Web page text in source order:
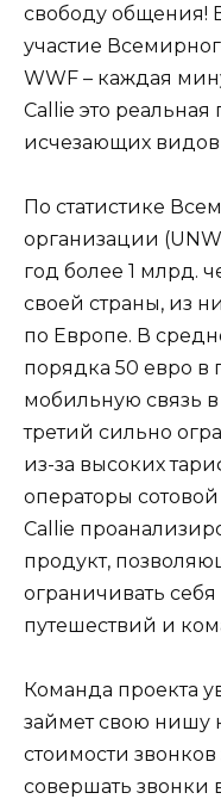
свободу общения!
участие
WWF – каждая
Сallie это
исчезающих
По статистике
организации
год более 1 млрд.
своей страны, из
по Европе. В
порядка 50 евро в
мобильную связь
третий сильно
из-за высоких
операторы
Callie
продукт,
ограничивать
путешествий и
Команда проекта
займет свою нишу
стоимости
совершать звонки